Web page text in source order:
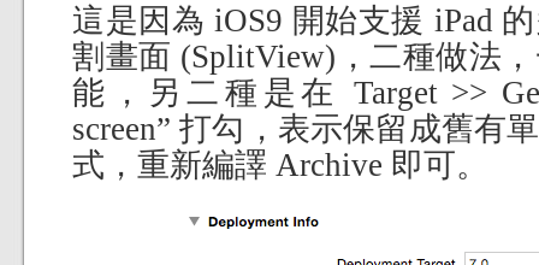
這是因為 iOS9 開始支援 iPad
割畫面 (SplitView)，二種做法
能，另二種是在 Target >>
screen” 打勾，表示保留成舊有
式，重新編譯 Archive 即可。